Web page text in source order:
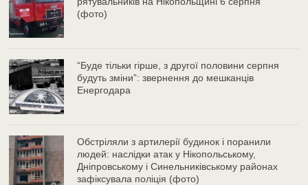
(фото)
“Буде тільки гірше, з другої половини серпня
будуть зміни”: звернення до мешканців
Енергодара
Обстріляли з артилерії будинок і поранили
людей: наслідки атак у Нікопольському,
Дніпровському і Синельниківському районах
зафіксувала поліція (фото)